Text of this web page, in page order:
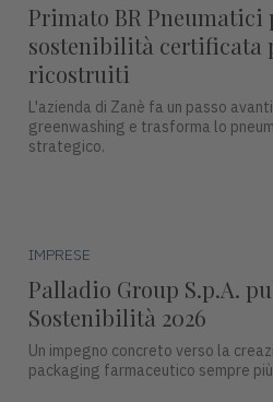
Primato BR Pneumatici
sostenibilità certificata
ricostruiti
L'azienda di Zanè fa un passo
greenwashing e trasforma lo
strategico.
IMPRESE
Palladio Group S.p.A.
Sostenibilità 2026
Un impegno concreto verso la
packaging farmaceutico sempre